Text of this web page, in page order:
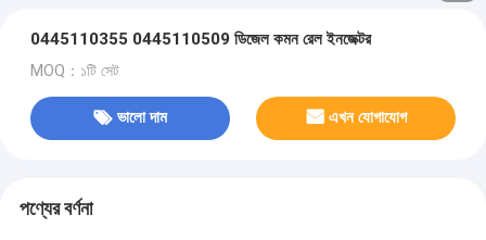
0445110355 0445110509 ডিজেল কমন রেল ইনজেক্টর
MOQ：১টি সেট
ভালো দাম এখন যোগাযোগ
পণ্যের বর্ণনা